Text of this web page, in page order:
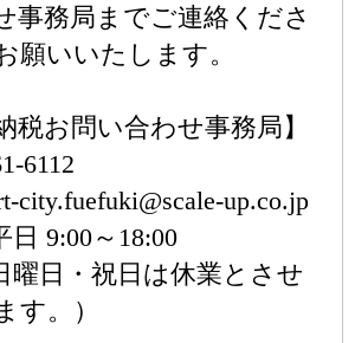
事務局までご連絡くださ
願いいたします。
税お問い合わせ事務局】
6112
city.fuefuki@scale-up.co.jp
日 9:00～18:00
曜日・祝日は休業とさせ
す。）